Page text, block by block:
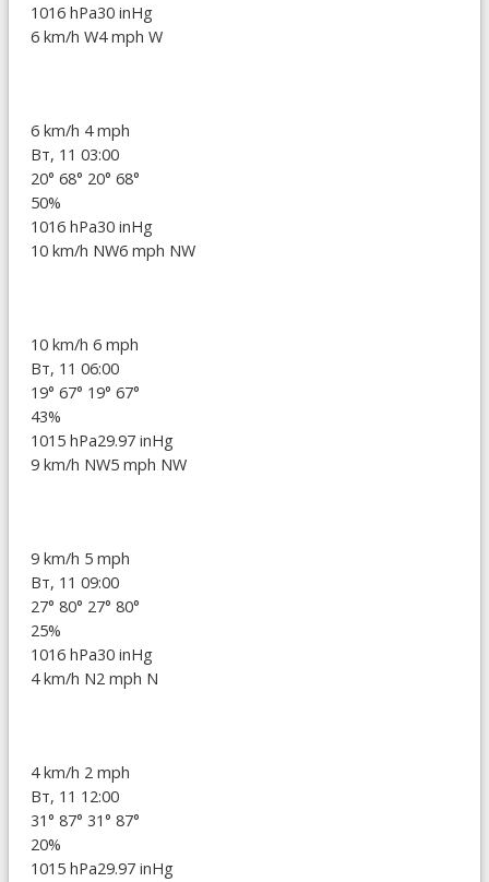
1016 hPa30 inHg
6 km/h W4 mph W
6 km/h 4 mph
Вт, 11 03:00
20° 68° 20° 68°
50%
1016 hPa30 inHg
10 km/h NW6 mph NW
10 km/h 6 mph
Вт, 11 06:00
19° 67° 19° 67°
43%
1015 hPa29.97 inHg
9 km/h NW5 mph NW
9 km/h 5 mph
Вт, 11 09:00
27° 80° 27° 80°
25%
1016 hPa30 inHg
4 km/h N2 mph N
4 km/h 2 mph
Вт, 11 12:00
31° 87° 31° 87°
20%
1015 hPa29.97 inHg